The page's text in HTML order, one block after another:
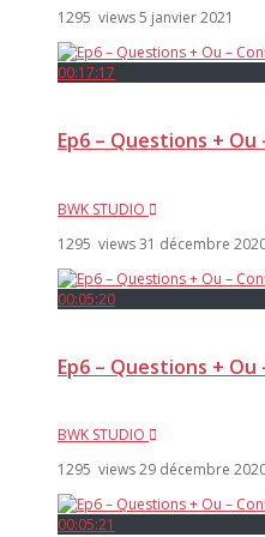
1295 views5 janvier 2021
00:17:17
Ep6 – Questions +
BWK STUDIO
1295 views31 décembre
00:05:20
Ep6 – Questions +
BWK STUDIO
1295 views29 décembre
00:05:21